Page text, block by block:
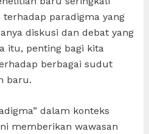
paradigma yang
diskusi dan debat yang
itu, penting bagi kita
berbagai sudut
baru.
dalam konteks
memberikan wawasan